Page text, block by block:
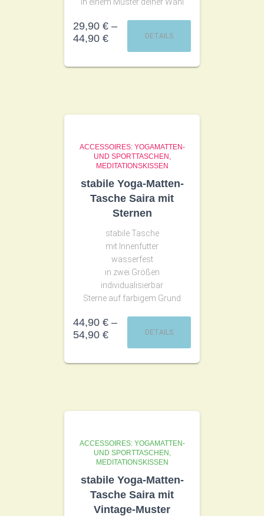
29,90 € –
44,90 € DETAILS
ACCESSOIRES: YOGAMATTEN-
UND SPORTTASCHEN,
MEDITATIONSKISSEN
stabile Yoga-Matten-
Tasche Saira mit
Sternen
stabile Tasche
mit Innenfutter
wasserfest
in zwei Größen
individualisierbar
Sterne auf farbigem Grund
44,90 € –
54,90 € DETAILS
ACCESSOIRES: YOGAMATTEN-
UND SPORTTASCHEN,
MEDITATIONSKISSEN
stabile Yoga-Matten-
Tasche Saira mit
Vintage-Muster